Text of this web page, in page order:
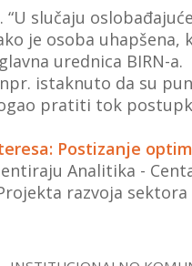
slučaju
je osoba uhapšena,
urednica BIRN-a.
istaknuto da su
pratiti tok
Postizanje
Analitika -
razvoja sektora